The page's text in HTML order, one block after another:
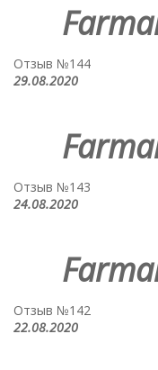
Отзыв №144
29.08.2020
Отзыв №143
24.08.2020
Отзыв №142
22.08.2020